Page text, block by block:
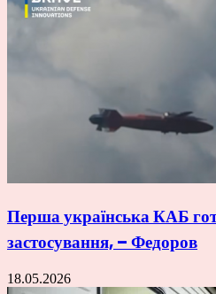
Перша українська КАБ
застосування, – Федоров
18.05.2026